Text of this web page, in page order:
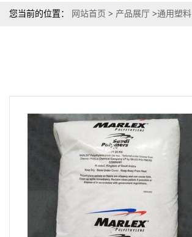
您当前的位置： 网站首页 > 产品展厅 >通用塑料